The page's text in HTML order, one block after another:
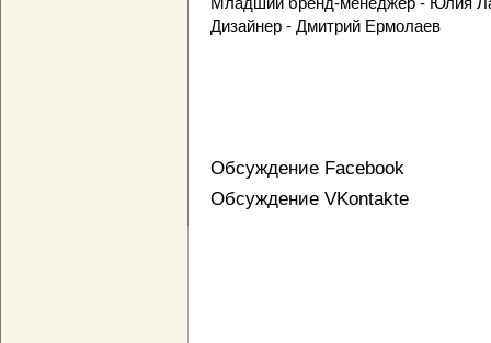
Дизайнер - Дмитрий Ермолаев
Обсуждение Facebook
Обсуждение VKontakte